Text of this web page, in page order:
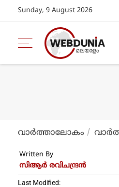
Sunday, 9 August 2026
വാര്‍ത്താലോകം
Written By
സിആര്‍ രവിചന്ദ്രന്‍
Last Modified: